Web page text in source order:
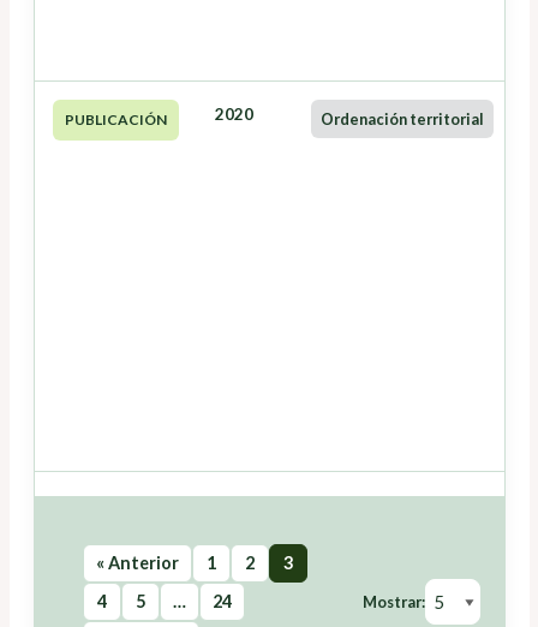
PUBLICACIÓN 2020 Ordenación territorial
« Anterior 1 2
3
4
5 …
24
Mostrar: